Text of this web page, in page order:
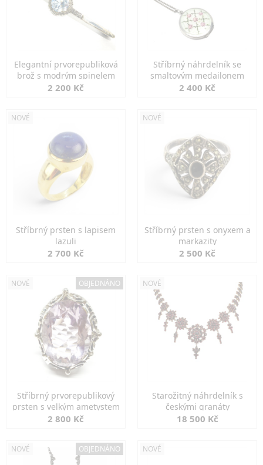
Elegantní prvorepubliková
brož s modrým spinelem
2 200 Kč
Stříbrný náhrdelník se
smaltovým medailonem
2 400 Kč
NOVÉ
Stříbrný prsten s lapisem
lazuli
2 700 Kč
NOVÉ
Stříbrný prsten s onyxem a
markazity
2 500 Kč
NOVÉ OBJEDNÁNO
Stříbrný prvorepublikový
prsten s velkým ametystem
2 800 Kč
NOVÉ
Starožitný náhrdelník s
českými granáty
18 500 Kč
NOVÉ OBJEDNÁNO NOVÉ